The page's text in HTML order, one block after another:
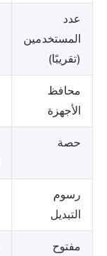
عدد
المستخدمين
(تقريبًا)
محافظ
الأجهزة
حصة
رسوم
التبديل
مفتوح